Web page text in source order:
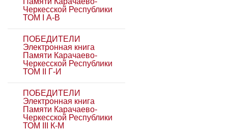
Черкесской Республики
ТОМ I А-В
ПОБЕДИТЕЛИ
Электронная книга
Памяти Карачаево-
Черкесской Республики
ТОМ II Г-И
ПОБЕДИТЕЛИ
Электронная книга
Памяти Карачаево-
Черкесской Республики
ТОМ III К-М